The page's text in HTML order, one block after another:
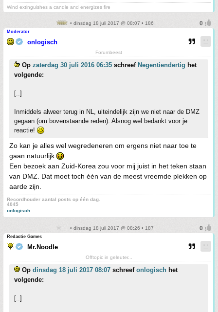
Wind extinguishes a candle and energizes fire
• dinsdag 18 juli 2017 @ 08:07 • 186
Moderator
onlogisch
Forumbeest
Op zaterdag 30 juli 2016 06:35 schreef Negentiendertig het
volgende:
[..]
Inmiddels alweer terug in NL, uiteindelijk zijn we niet naar de DMZ
gegaan (om bovenstaande reden). Alsnog wel bedankt voor je
reactie!
Zo kan je alles wel wegredeneren om ergens niet naar toe te
gaan natuurlijk
Een bezoek aan Zuid-Korea zou voor mij juist in het teken staan
van DMZ. Dat moet toch één van de meest vreemde plekken op
aarde zijn.
Recordhouder aantal posts op één dag.
4045
onlogisch
• dinsdag 18 juli 2017 @ 08:26 • 187
Redactie Games
Mr.Noodle
Offtopic in geleuter...
Op dinsdag 18 juli 2017 08:07 schreef onlogisch het
volgende:
[..]